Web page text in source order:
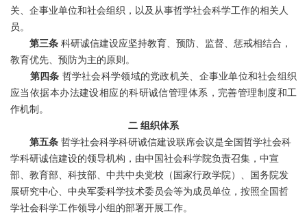
关、企事业单位和社会组织，以及从事哲学社会科学工作的相关人
员。
第三条 科研诚信建设应坚持教育、预防、监督、惩戒相结合，
教育优先、预防为主的原则。
第四条 哲学社会科学领域的党政机关、企事业单位和社会组织
应当依据本办法建设相应的科研诚信管理体系，完善管理制度和工
作机制。
二 组织体系
第五条 哲学社会科学科研诚信建设联席会议是全国哲学社会科
学科研诚信建设的领导机构，由中国社会科学院负责召集，中宣
部、教育部、科技部、中共中央党校（国家行政学院）、国务院发
展研究中心、中央军委科学技术委员会等为成员单位，按照全国哲
学社会科学工作领导小组的部署开展工作。